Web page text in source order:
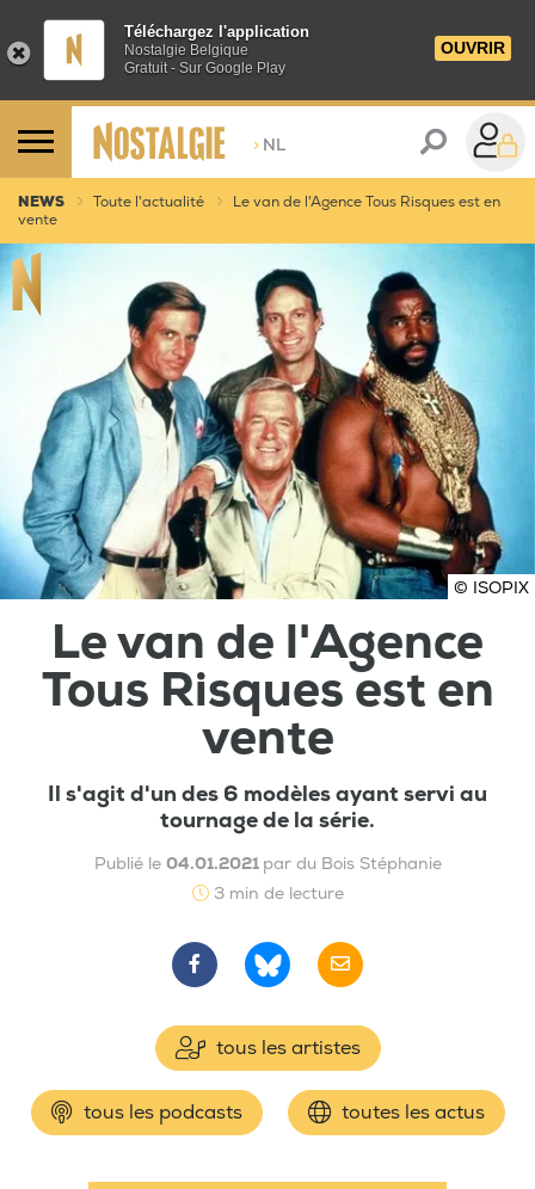
Téléchargez l'application
Nostalgie Belgique
Gratuit - Sur Google Play
OUVRIR
> NL
NEWS Toute l'actualité
Le van de l'Agence Tous Risques est en
vente
© ISOPIX
Le van de l'Agence
Tous Risques est en
vente
Il s'agit d'un des 6 modèles ayant servi au
tournage de la série.
Publié le 04.01.2021 par du Bois Stéphanie
3 min de lecture
tous les artistes
tous les podcasts toutes les actus